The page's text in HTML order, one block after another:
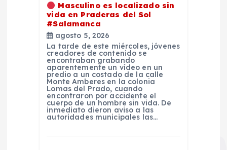
Masculino es localizado sin
vida en Praderas del Sol
#Salamanca
agosto 5, 2026
La tarde de este miércoles, jóvenes
creadores de contenido se
encontraban grabando
aparentemente un vídeo en un
predio a un costado de la calle
Monte Amberes en la colonia
Lomas del Prado, cuando
encontraron por accidente el
cuerpo de un hombre sin vida. De
inmediato dieron aviso a las
autoridades municipales las…